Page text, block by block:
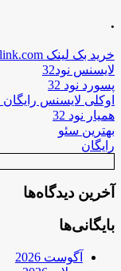
.
خرید بک لینک behtarinbacklink.com
لایسنس نود32
پسورد نود 32
اوکلی لایسنس رایگان
همیار نود 32
بهترین سئو
رایگان
آخرین دیدگاه‌ها
بایگانی‌ها
آگوست 2026